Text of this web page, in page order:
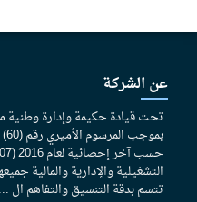
عن الشركة
تحت قيادة حكيمة وإدارة وطنية
التشغيلية والإدارية والمالية
تتسم بدقة التنسيق والتفاهم ال ...